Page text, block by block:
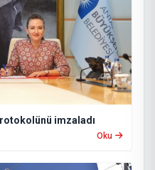
imzaladı
Oku